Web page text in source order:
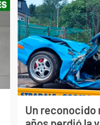
Un reconocido